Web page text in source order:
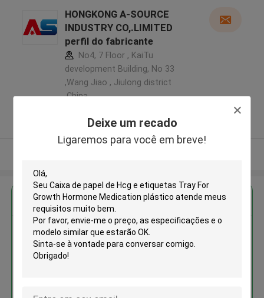
Deixe um recado
Ligaremos para você em breve!
HONGKONG A-SOURCE
INDUSTRY CO,.LIMITED
perfil do fabricante
No4, 7 Floor , KaiTu
development Building, No 33
,Wang Jiao , Jiulong district
,China
Fornecedor verificado
Obter o melhor preço para
Caixa de papel de Hcg e
etiquetas Tray For Growth